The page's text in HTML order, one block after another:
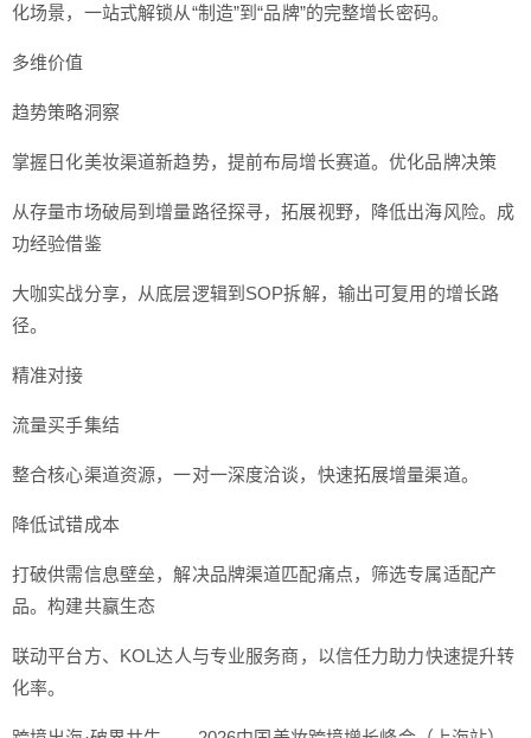
化场景，一站式解锁从“制造”到“品牌”的完整增长密码。
多维价值
趋势策略洞察
掌握日化美妆渠道新趋势，提前布局增长赛道。优化品牌决策
从存量市场破局到增量路径探寻，拓展视野，降低出海风险。成
功经验借鉴
大咖实战分享，从底层逻辑到SOP拆解，输出可复用的增长路
径。
精准对接
流量买手集结
整合核心渠道资源，一对一深度洽谈，快速拓展增量渠道。
降低试错成本
打破供需信息壁垒，解决品牌渠道匹配痛点，筛选专属适配产
品。构建共赢生态
联动平台方、KOL达人与专业服务商，以信任力助力快速提升转
化率。